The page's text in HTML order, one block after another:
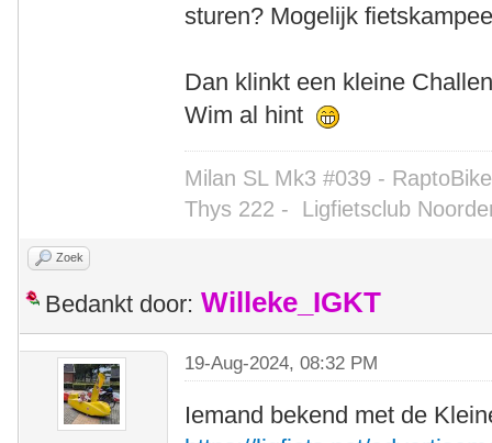
sturen? Mogelijk
Dan klinkt een kleine
Wim al hint
Milan SL Mk3 #039 -
Thys 222 - Ligfietsclub
Zoek
Bedankt door: Willeke_IGKT
19-Aug-2024, 08:32 PM
Iemand bekend met de